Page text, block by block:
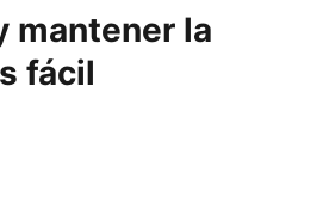
mantener la
fácil